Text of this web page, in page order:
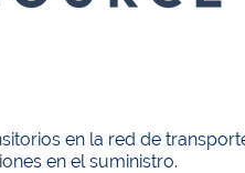
en la red de
en el suministro.